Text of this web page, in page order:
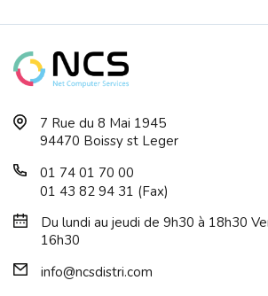
7 Rue du 8 Mai 1945
94470 Boissy st Leger
01 74 01 70 00
01 43 82 94 31 (Fax)
Du lundi au jeudi de 9h30 à 18h30
16h30
info@ncsdistri.com